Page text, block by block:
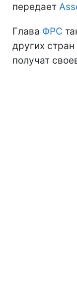
передает
Глава ФРС
других
получат